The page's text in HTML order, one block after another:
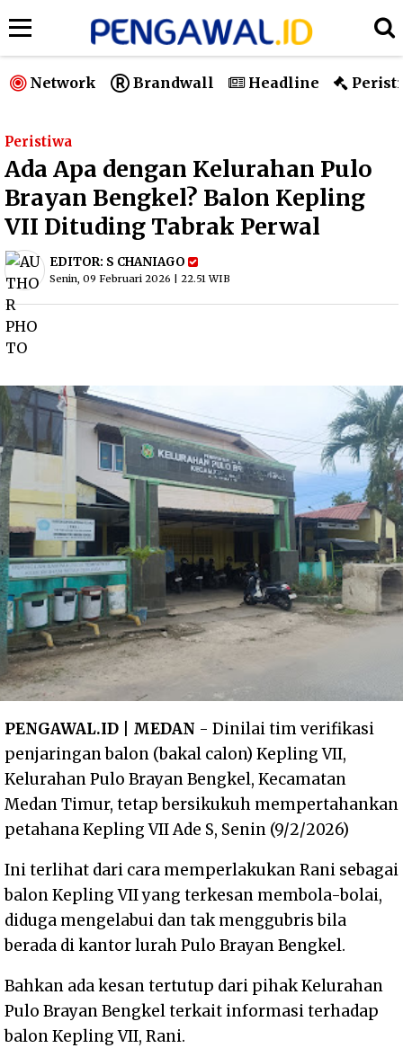
Network Brandwall Headline
Peristiwa
Ada Apa dengan Kelurahan Pulo
Brayan Bengkel? Balon Kepling
VII Dituding Tabrak Perwal
EDITOR: S CHANIAGO
Senin, 09 Februari 2026 | 22.51 WIB
PENGAWAL.ID | MEDAN - Dinilai tim verifikasi
penjaringan balon (bakal calon) Kepling VII,
Kelurahan Pulo Brayan Bengkel, Kecamatan
Medan Timur, tetap bersikukuh mempertahankan
petahana Kepling VII Ade S, Senin (9/2/2026)
Ini terlihat dari cara memperlakukan Rani sebagai
balon Kepling VII yang terkesan membola-bolai,
diduga mengelabui dan tak menggubris bila
berada di kantor lurah Pulo Brayan Bengkel.
Bahkan ada kesan tertutup dari pihak Kelurahan
Pulo Brayan Bengkel terkait informasi terhadap
balon Kepling VII, Rani.